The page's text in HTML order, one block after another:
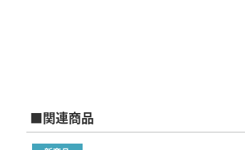
■関連商品